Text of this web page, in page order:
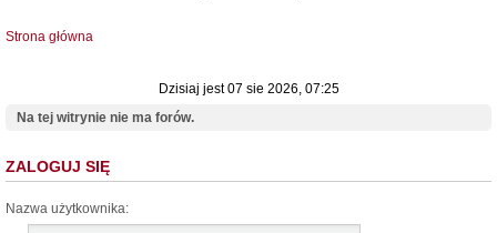
Strona główna
Dzisiaj jest 07 sie 2026, 07:25
Na tej witrynie nie ma forów.
ZALOGUJ SIĘ
Nazwa użytkownika: